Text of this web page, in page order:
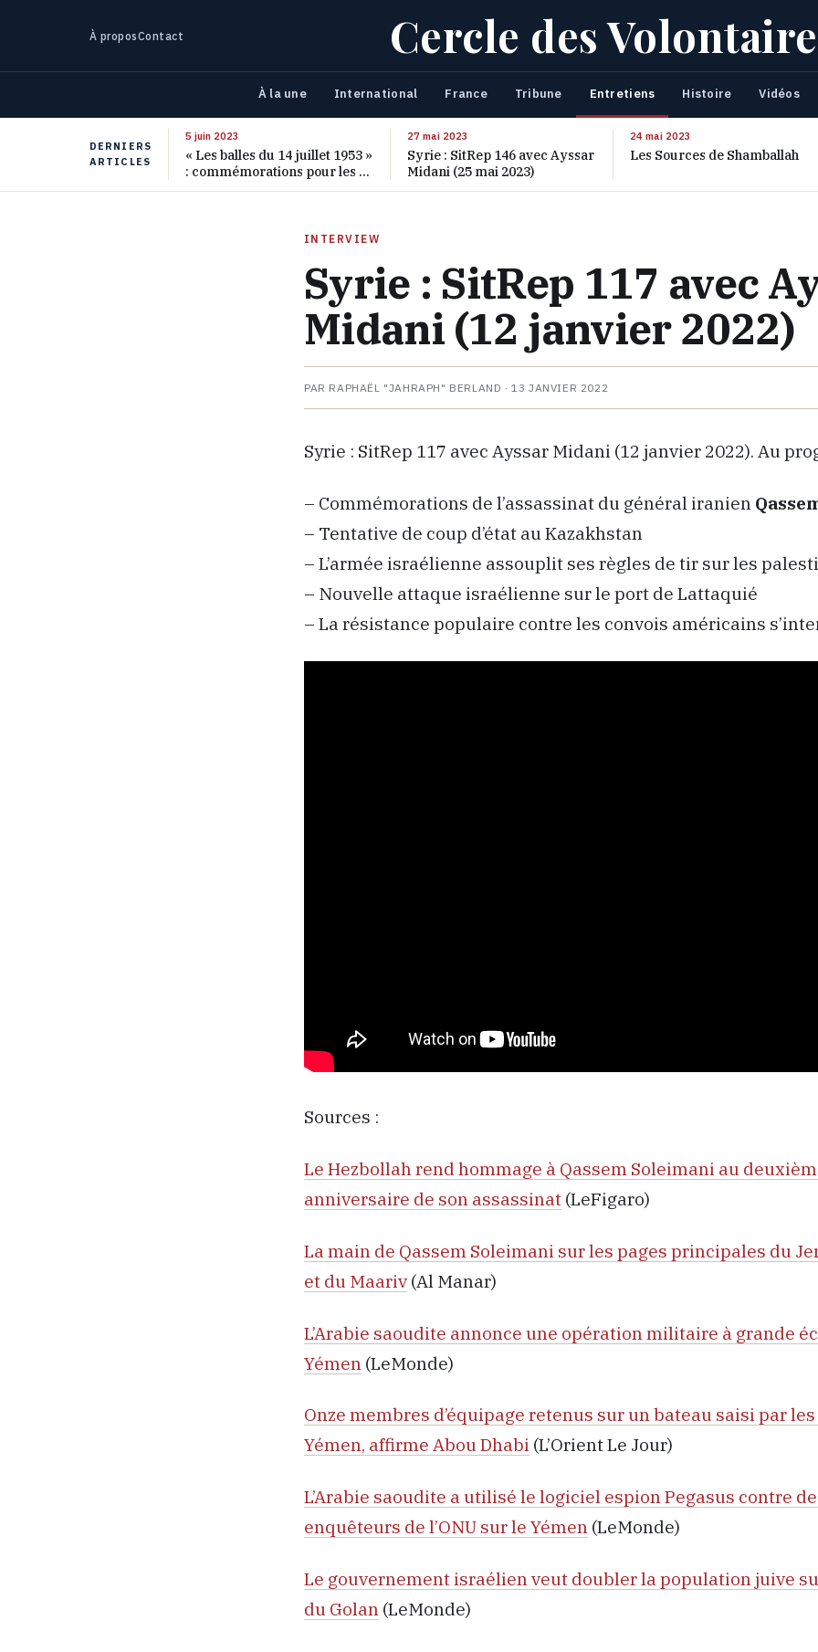
À proposContact Cercle des
À la une International France Tribune Entretiens Histoire Vidéos
DERNIERS
ARTICLES
5 juin 2023
« Les balles du 14 juillet 1953 »
: commémorations pour les 70
ans de ce massacre oublié
27 mai 2023
Syrie : SitRep 146 avec Ayssar
Midani (25 mai 2023)
24 mai 2023
Les Sources de Shamballah
INTERVIEW
Syrie : SitRep 117 avec
Midani (12 janvier 2022)
PAR RAPHAËL "JAHRAPH" BERLAND ·13 JANVIER 2022
Syrie : SitRep 117 avec Ayssar Midani (12 janvier 2022). Au
– Commémorations de l’assassinat du général iranien
– Tentative de coup d’état au Kazakhstan
– L’armée israélienne assouplit ses règles de tir sur les
– Nouvelle attaque israélienne sur le port de Lattaquié
– La résistance populaire contre les convois américains
Sources :
Le Hezbollah rend hommage à Qassem Soleimani au
anniversaire de son assassinat (LeFigaro)
La main de Qassem Soleimani sur les pages principales du
et du Maariv (Al Manar)
L’Arabie saoudite annonce une opération militaire à grande
Yémen (LeMonde)
Onze membres d’équipage retenus sur un bateau saisi par
Yémen, affirme Abou Dhabi (L’Orient Le Jour)
L’Arabie saoudite a utilisé le logiciel espion Pegasus contre
enquêteurs de l’ONU sur le Yémen (LeMonde)
Le gouvernement israélien veut doubler la population juive
du Golan (LeMonde)